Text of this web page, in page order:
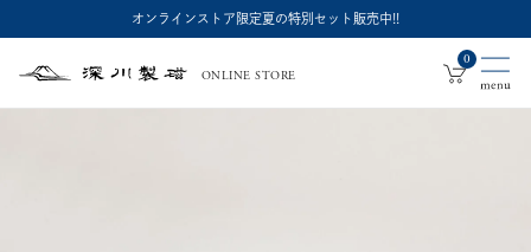
オンラインストア限定夏の特別セット販売中!!
深
ONLINE STORE
0